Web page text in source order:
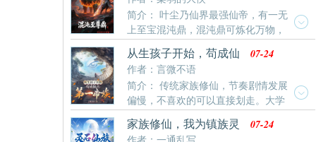
他愚钝
逆阴阳。得之者，掌天地法则，悟大道真谛。然鼎在，
道亦在；鼎失，道亦失。今鼎现世，天下风云再起，谁
能执掌此鼎；问鼎天下，定鼎天下，定道天下，成就主
宰传说
简介： 叶尘乃仙界最强仙帝，有一无
上至宝混沌鼎，混沌鼎可炼化万物，
吞噬，自成空间世界等，在仙魔大战中遭到七位仙帝背
刺不敌自爆，一缕残魂附在混沌鼎上穿越至下界刚死不
久被未婚妻背刺天娇叶家少主叶尘身上，开启他的从新
修行之路……新作品出炉，欢迎大家前往番茄小说阅读
我的作品，希望大家能够喜欢，你们的关注是我写作的
动力，我会努力讲好每个故事！
从生孩子开始，苟成仙
古第一帝族
作者：言微不语
07-24
简介： 传统家族修仙，节奏剧情发展
偏慢，不喜欢的可以直接划走。大学
刚毕业的李沉海意外去世，来到一处完全陌生的世界。
在这里，王朝统治万民，仙人掌控众生！拥有家族空间
家族修仙，我为镇族灵
石
07-24